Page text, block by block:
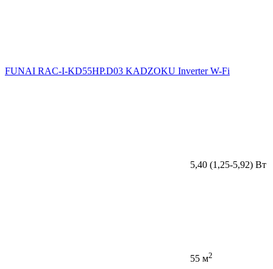
FUNAI RAC-I-KD55HP.D03 KADZOKU Inverter W-Fi
5,40 (1,25-5,92) Вт
55 м2